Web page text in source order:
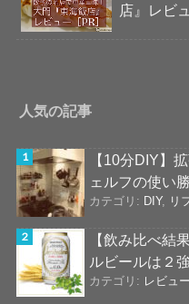
店』レビ
人気の記事
【10分DIY】
ェルフの使い
カテゴリ: DIY, リ
【飲み比べ結
ルビールは２
カテゴリ: レビュー